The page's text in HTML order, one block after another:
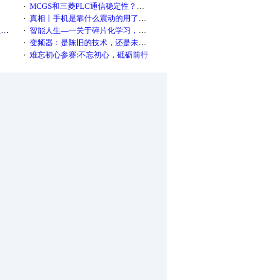
· MCGS和三菱PLC通信稳定性？？？
· 真相丨手机是靠什么震动的用了这么多年才知道！
· 智能人生—一关于碎片化学习，看这一篇就够了！
· 变频器：是陈旧的技术，还是未来的幕后英雄？
· 难忘初心参赛:不忘初心，砥砺前行